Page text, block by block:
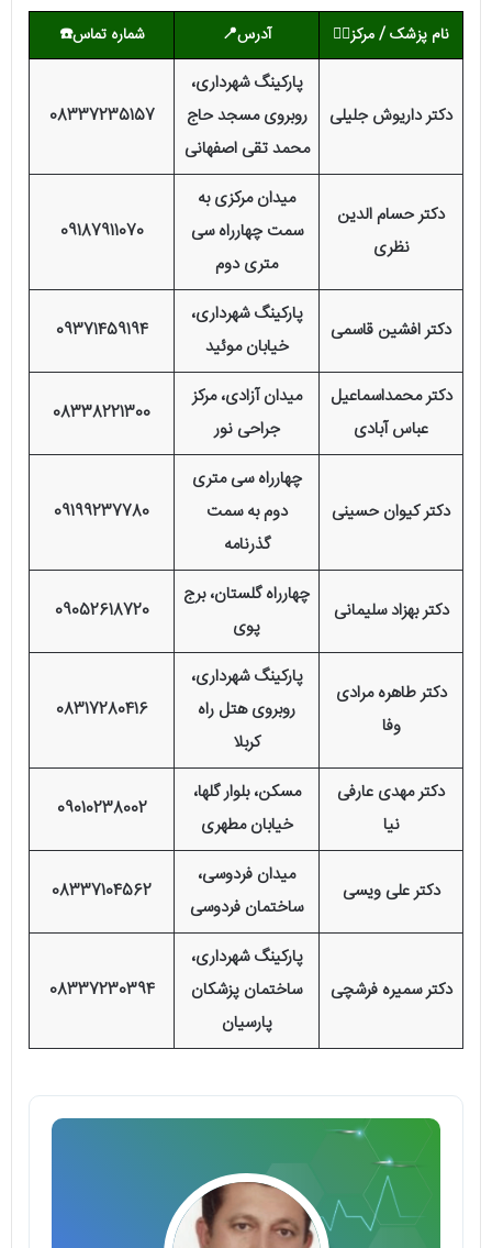
نام پزشک / مرکز👨‍⚕️ آدرس📍 شماره تماس☎️
دکتر داریوش جلیلی
پارکینگ شهرداری،
روبروی مسجد حاج
محمد تقی اصفهانی
08337235157
دکتر حسام الدین
نظری
میدان مرکزی به
سمت چهارراه سی
متری دوم
09187911070
دکتر افشین قاسمی
پارکینگ شهرداری،
خیابان موئید
09371459194
دکتر محمداسماعیل
عباس آبادی
میدان آزادی، مرکز
جراحی نور
08338221300
دکتر کیوان حسینی
چهارراه سی متری
دوم به سمت
گذرنامه
09199237780
دکتر بهزاد سلیمانی
چهارراه گلستان، برج
پوی
09052618720
دکتر طاهره مرادی
وفا
پارکینگ شهرداری،
روبروی هتل راه
کربلا
08317280416
دکتر مهدی عارفی
نیا
مسکن، بلوار گلها،
خیابان مطهری
09010238002
دکتر علی ویسی
میدان فردوسی،
ساختمان فردوسی
08337104562
دکتر سمیره فرشچی
پارکینگ شهرداری،
ساختمان پزشکان
پارسیان
08337230394